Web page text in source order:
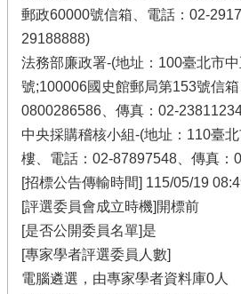
郵政60000號信箱、電話：02-
29188888)
法務部廉政署-(地址：100臺北市
號;100006國史館郵局第153號信箱
0800286586、傳真：02-
中央採購稽核小組-(地址：110臺
樓、電話：02-87897548、傳真：
[招標公告傳輸時間] 115/05/19
[評選委員會成立時機]開標前
[是否公開委員名單]是
[專家學者評選委員人數]
電腦遴選，由專家學者資料庫0人